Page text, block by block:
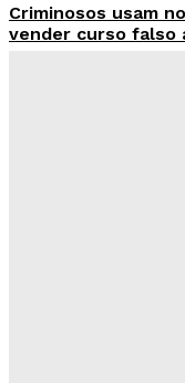
Criminosos usam
vender curso falso